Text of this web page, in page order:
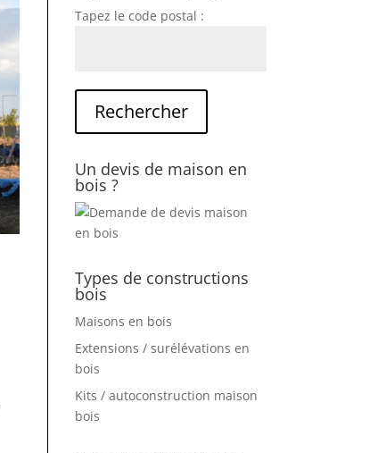
Tapez le code postal :
Un devis de maison en
bois ?
Types de constructions
bois
Maisons en bois
Extensions / surélévations en
bois
Kits / autoconstruction maison
bois